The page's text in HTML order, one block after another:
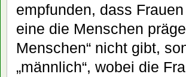
empfunden, dass
eine die Menschen
Menschen“ nicht gibt,
„männlich“, wobei die